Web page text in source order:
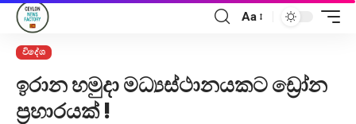
Aa
විදේශ
ඉරාන හමුදා මධ්‍යස්ථානයකට ඩ්‍රෝන
ප්‍රහාරයක් !